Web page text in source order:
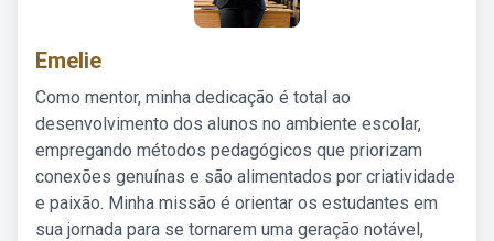
Emelie
Como mentor, minha dedicação é total ao
desenvolvimento dos alunos no ambiente escolar,
empregando métodos pedagógicos que priorizam
conexões genuínas e são alimentados por criatividade
e paixão. Minha missão é orientar os estudantes em
sua jornada para se tornarem uma geração notável,